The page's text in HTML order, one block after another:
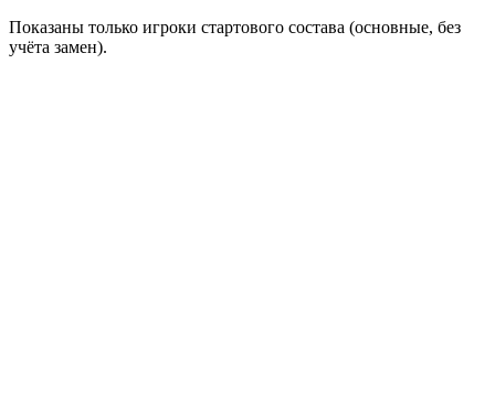
Показаны только игроки стартового состава (основные, без
учёта замен).